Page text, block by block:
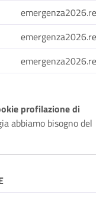
profilazione di
abbiamo bisogno del